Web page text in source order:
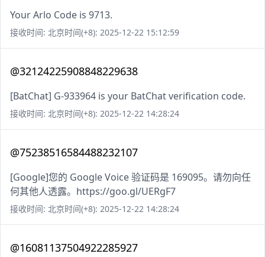
Your Arlo Code is 9713.
接收时间: 北京时间(+8): 2025-12-22 15:12:59
@32124225908848229638
[BatChat] G-933964 is your BatChat verification code.
接收时间: 北京时间(+8): 2025-12-22 14:28:24
@75238516584488232107
[Google]您的 Google Voice 验证码是 169095。请勿向任
何其他人透露。https://goo.gl/UERgF7
接收时间: 北京时间(+8): 2025-12-22 14:28:24
@16081137504922285927